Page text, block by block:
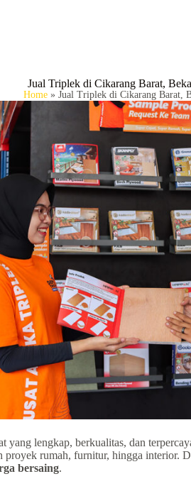
Jual Triplek di Cikarang Barat,
Home» Jual Triplek di Cikarang Barat,
yang lengkap, berkualitas, dan
proyek rumah, furnitur, hingga interior.
bersaing.